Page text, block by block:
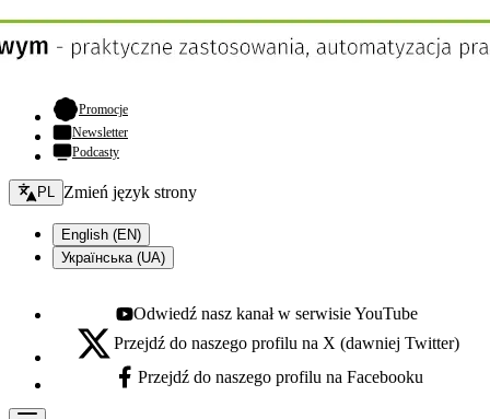
Promocje- otwiera się w nowej karcie
Newsletter
Podcasty
Zmień język - bieżący:
PL Zmień język strony
English (EN)
Українська (UA)
Youtube - otwiera się w nowej karcie
Odwiedź nasz kanał w serwisie YouTube
X - otwiera się w nowej karcie
Przejdź do naszego profilu na X (dawniej Twitter)
Facebook - otwiera się w nowej karcie
Przejdź do naszego profilu na Facebooku